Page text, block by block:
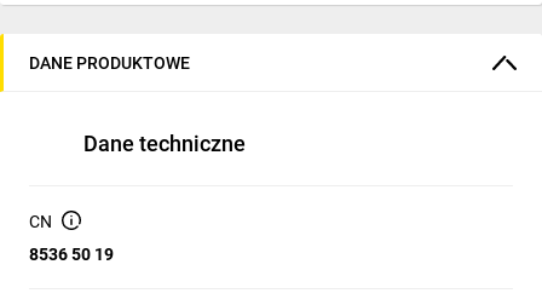
Maksymalny prąd pracy: 0,2A
Maksymalna częstotliwość przełączania: 100Hz
DANE PRODUKTOWE
Dane techniczne
CN
8536 50 19